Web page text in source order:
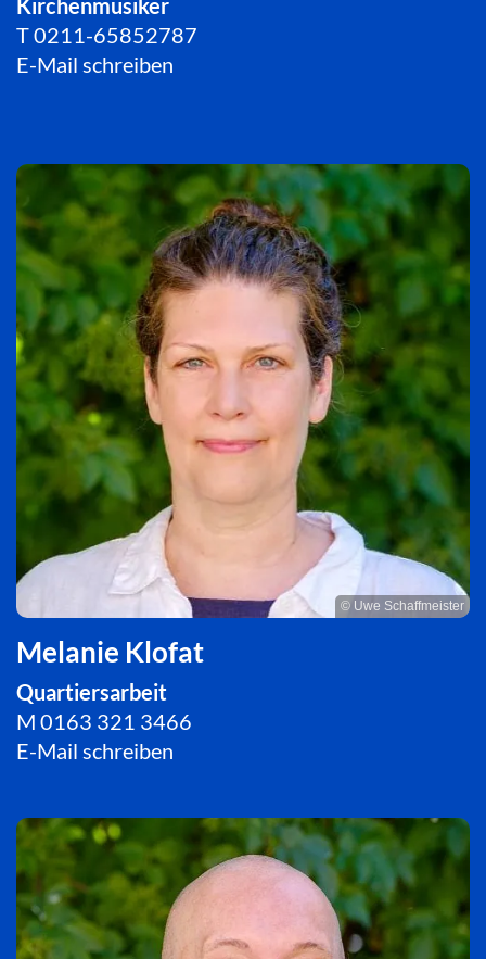
Kirchenmusiker
T0211-65852787
E-Mail schreiben
© Uwe Schaffmeister
Melanie Klofat
Quartiersarbeit
M 0163 321 3466
E-Mail schreiben